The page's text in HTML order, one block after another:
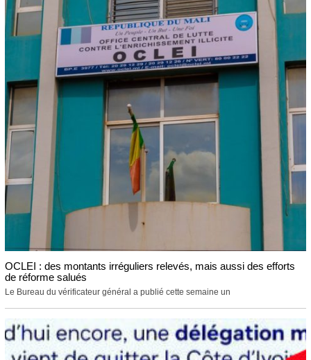
OCLEI : des montants irréguliers relevés, mais aussi des efforts
de réforme salués
Le Bureau du vérificateur général a publié cette semaine un